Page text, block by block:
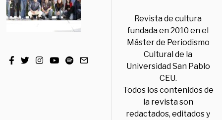
Revista de cultura
fundada en 2010 en el
Máster de Periodismo
Cultural de la
Universidad San Pablo
CEU.
Todos los contenidos de
la revista son
redactados, editados y